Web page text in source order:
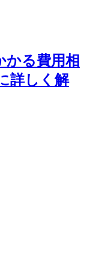
かる費用相
詳しく解